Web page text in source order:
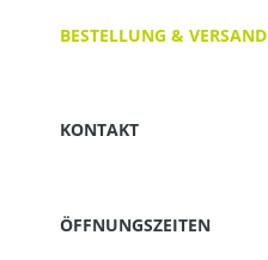
BESTELLUNG & VERSAND
KONTAKT
ÖFFNUNGSZEITEN